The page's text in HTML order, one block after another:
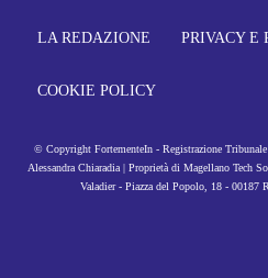
LA REDAZIONE PRIVACY E
COOKIE POLICY
© Copyright FortementeIn - Registrazione
Alessandra Chiaradia | Proprietà di Magellano Tech
Valadier - Piazza del Popolo, 18 - 00187